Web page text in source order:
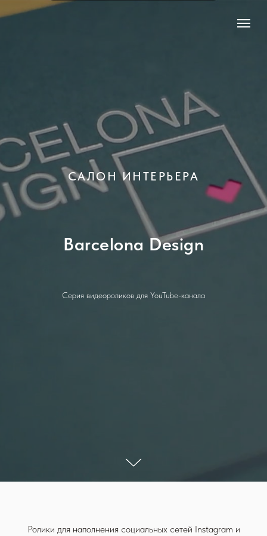
САЛОН ИНТЕРЬЕРА
Barcelona Design
Серия видеороликов для YouTube-канала
Ролики для наполнения социальных сетей Instagram и